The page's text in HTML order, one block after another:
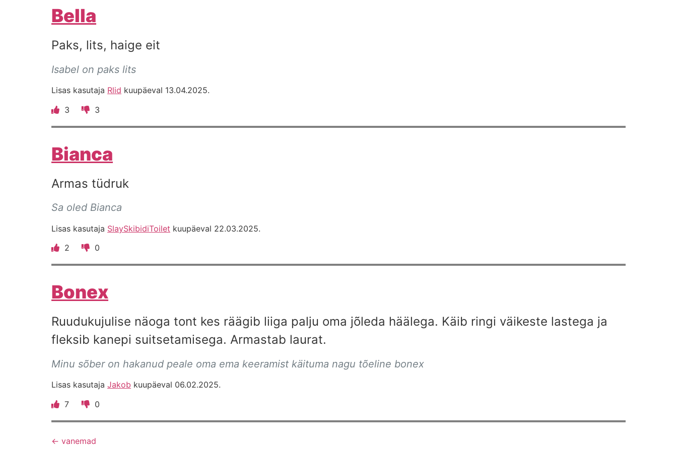
Bella
Paks, lits, haige eit
Isabel on paks lits
Lisas kasutaja Rlid kuupäeval 13.04.2025.
3
3
Bianca
Armas tüdruk
Sa oled Bianca
Lisas kasutaja SlaySkibidiToilet kuupäeval 22.03.2025.
2
0
Bonex
Ruudukujulise näoga tont kes räägib liiga palju oma jõleda häälega. Käib ringi väikeste lastega ja
fleksib kanepi suitsetamisega. Armastab laurat.
Minu sõber on hakanud peale oma ema keeramist käituma nagu tõeline bonex
Lisas kasutaja Jakob kuupäeval 06.02.2025.
7
0
← vanemad